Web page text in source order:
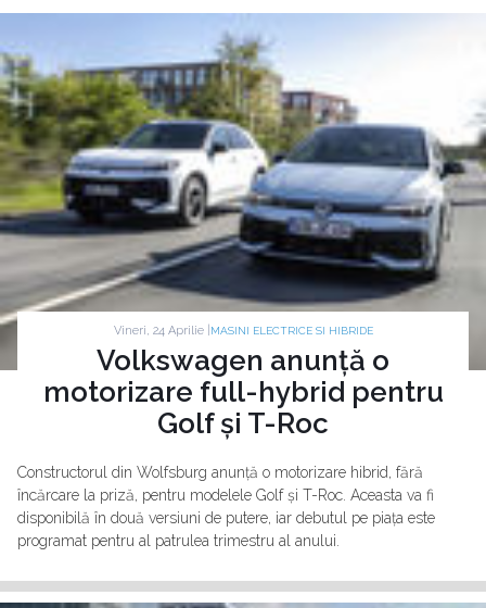
Vineri, 24 Aprilie | MASINI ELECTRICE SI HIBRIDE
Volkswagen anunță o
motorizare full-hybrid pentru
Golf și T-Roc
Constructorul din Wolfsburg anunță o motorizare hibrid, fără
încărcare la priză, pentru modelele Golf și T-Roc. Aceasta va fi
disponibilă în două versiuni de putere, iar debutul pe piața este
programat pentru al patrulea trimestru al anului.